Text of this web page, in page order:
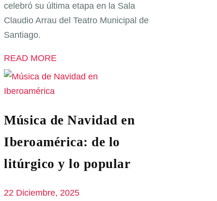
celebró su última etapa en la Sala
Claudio Arrau del Teatro Municipal de
Santiago.
READ MORE
Música de Navidad en
Iberoamérica: de lo
litúrgico y lo popular
22 Diciembre, 2025